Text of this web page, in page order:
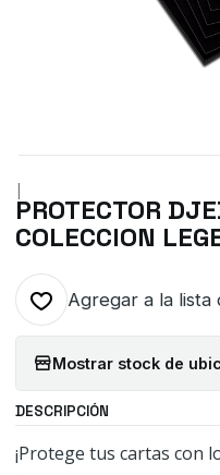
|
PROTECTOR
COLECCION
Agregar a la lista
Mostrar stock de
DESCRIPCIÓN
¡Protege tus cartas con